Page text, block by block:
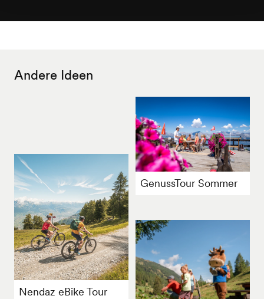
Andere Ideen
GenussTour Sommer
Nendaz eBike Tour